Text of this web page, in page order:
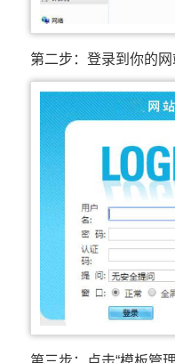
第二步：登录到你的网